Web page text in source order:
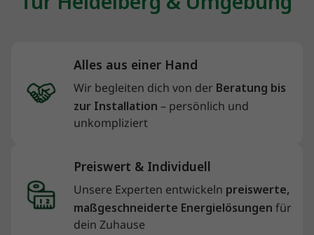
Alles aus einer Hand
Wir begleiten dich von der Beratung bis
zur Installation – persönlich und
unkompliziert
Preiswert & Individuell
Unsere Experten entwickeln preiswerte,
maßgeschneiderte Energielösungen für
dein Zuhause